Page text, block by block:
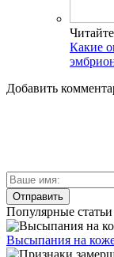
Какие
Добавить
Популярные статьи
Высыпания на